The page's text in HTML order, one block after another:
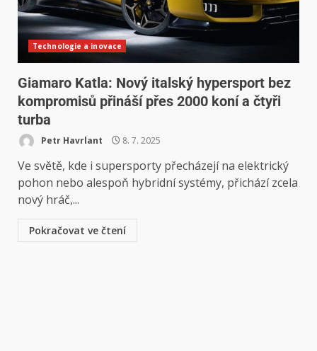
Technologie a inovace
Giamaro Katla: Nový italský hypersport bez
kompromisů přináší přes 2000 koní a čtyři
turba
Petr Havrlant 8. 7. 2025
Ve světě, kde i supersporty přecházejí na elektrický
pohon nebo alespoň hybridní systémy, přichází zcela
nový hráč,...
Pokračovat ve čtení